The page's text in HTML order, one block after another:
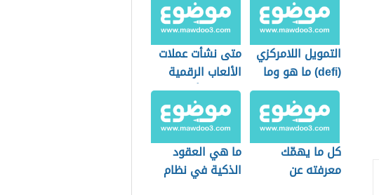
التمويل اللامركزي
(defi) ما هو وما
استخداماته؟
متى نشأت عملات
الألعاب الرقمية
وما هي أبرز
أنواعها؟
كل ما يهمّك
معرفته عن
ما هي العقود
الذكية في نظام